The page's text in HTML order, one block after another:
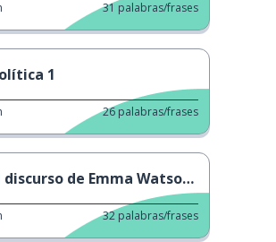
31 palabras/frases
1
26 palabras/frases
de Emma Watson sobre el feminismo
32 palabras/frases